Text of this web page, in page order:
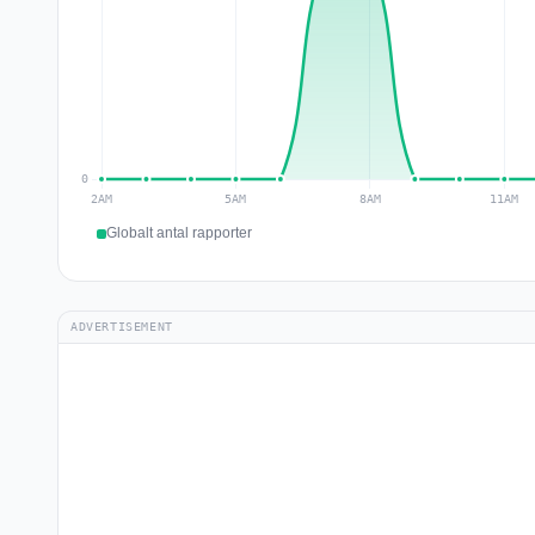
Globalt antal rapporter
ADVERTISEMENT